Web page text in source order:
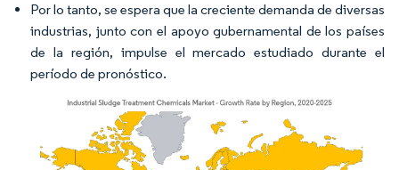
Por lo tanto, se espera que la creciente demanda de diversas
industrias, junto con el apoyo gubernamental de los países
de la región, impulse el mercado estudiado durante el
período de pronóstico.